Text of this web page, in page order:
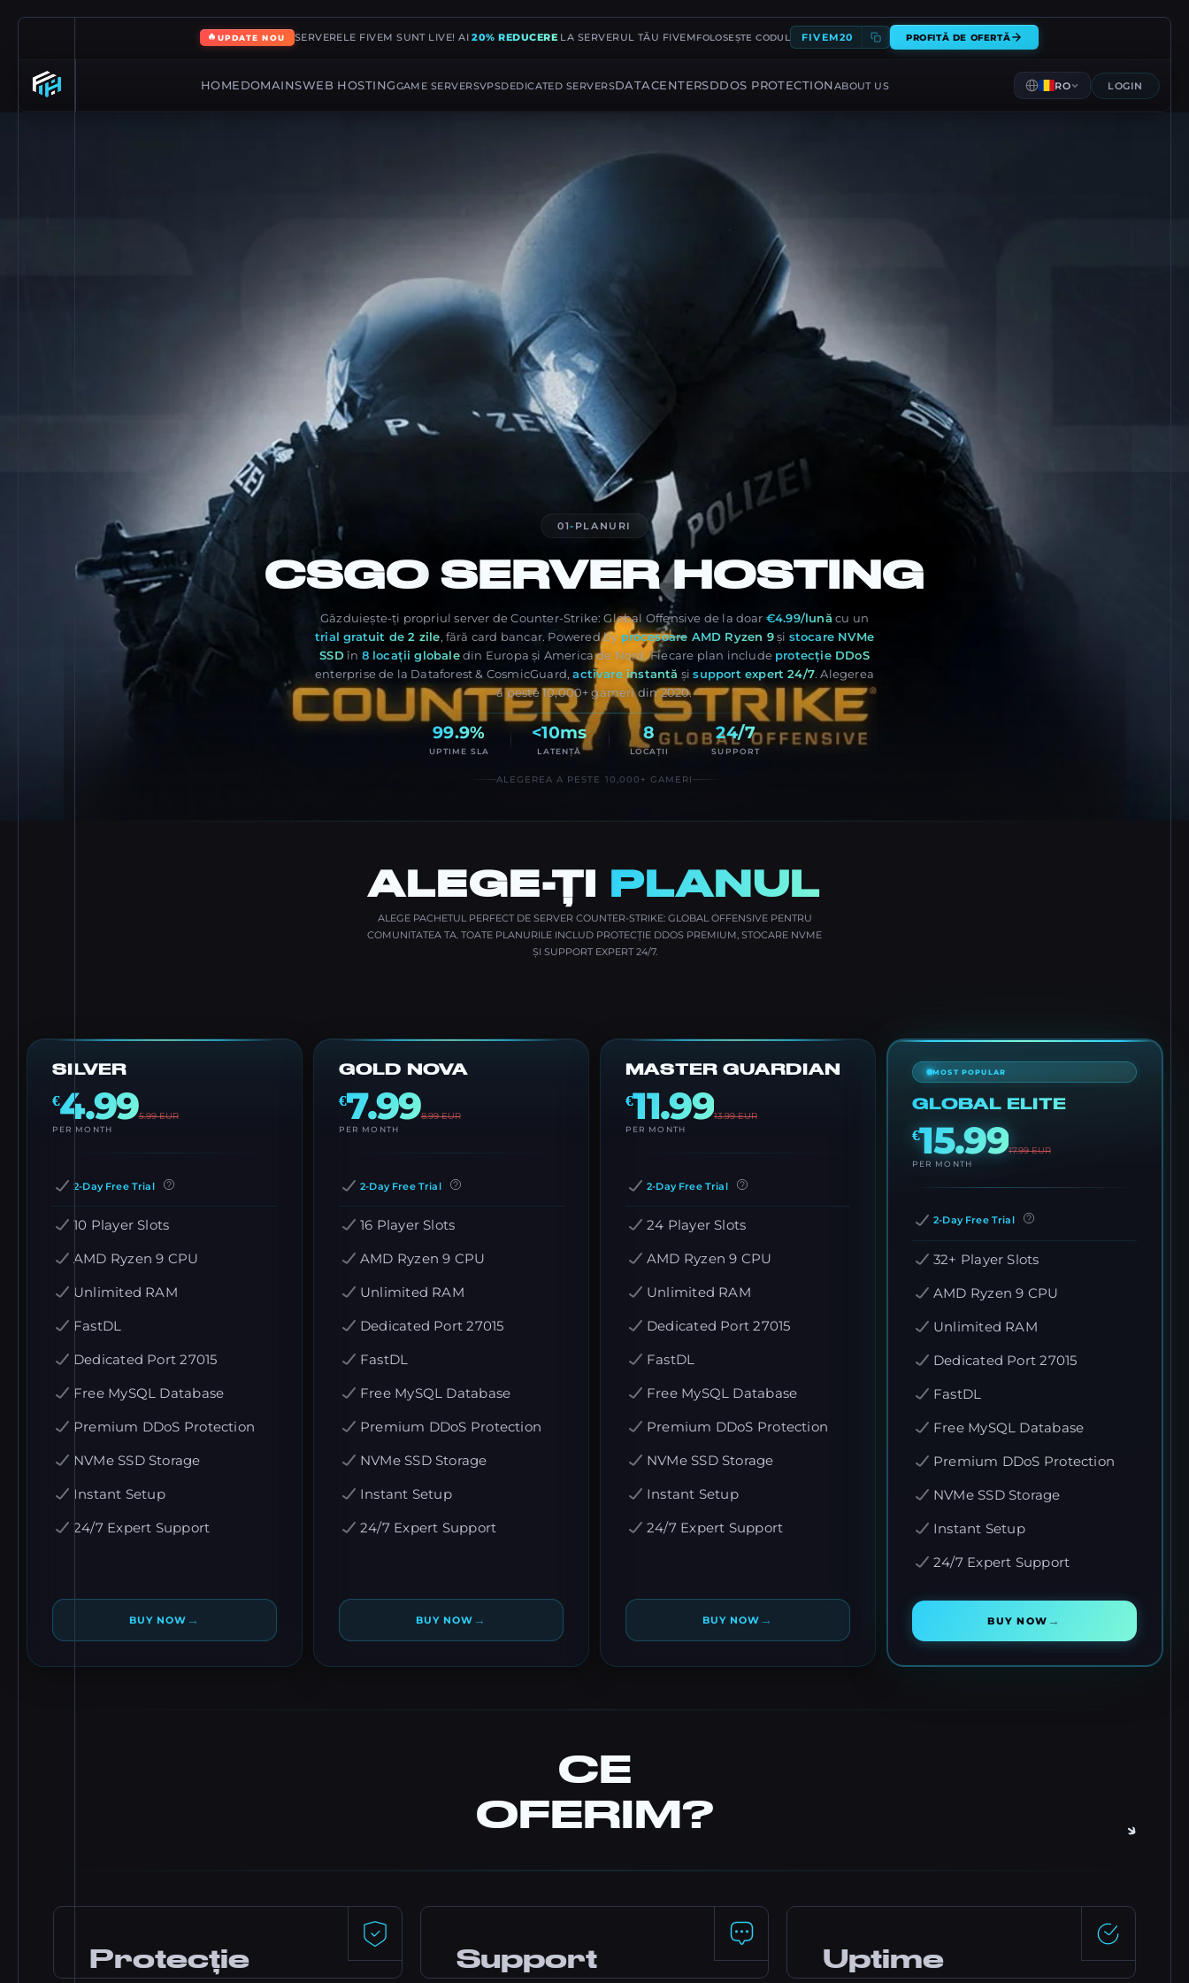
🔥 UPDATE NOU SERVERELE FIVEM SUNT LIVE! AI20% REDUCERE LA SERVERUL TĂU FIVEMFOLOSEȘTE CODUL FIVEM20 PROFITĂ DE OFERTĂ
HOME DOMAINSWEB HOSTINGGAME SERVERSVPSDEDICATED SERVERSDATACENTERSDDOS PROTECTIONABOUT US RO LOGIN
01- PLANURI
CSGO SERVER HOSTING
Găzduiește-ți propriul server de Counter-Strike: Global Offensive de la doar €4.99/lună cu un
trial gratuit de 2 zile, fără card bancar. Powered by procesoare AMD Ryzen 9și stocare NVMe
SSDîn 8 locații globaledin Europa și America de Nord. Fiecare plan include protecție DDoS
enterprise de la Dataforest & CosmicGuard,activare instantă șisupport expert 24/7. Alegerea
a peste 10,000+ gameri din 2020.
99.9%
UPTIME SLA
<10ms
LATENȚĂ
8
LOCAȚII
24/7
SUPPORT
ALEGEREA A PESTE 10,000+ GAMERI
ALEGE-ȚI PLANUL
ALEGE PACHETUL PERFECT DE SERVER COUNTER-STRIKE: GLOBAL OFFENSIVE PENTRU
COMUNITATEA TA. TOATE PLANURILE INCLUD PROTECȚIE DDOS PREMIUM, STOCARE NVME
ȘI SUPPORT EXPERT 24/7.
SILVER
€4.995.99EUR
PER MONTH
2-Day Free Trial
10 Player Slots
AMD Ryzen 9 CPU
Unlimited RAM
FastDL
Dedicated Port 27015
Free MySQL Database
Premium DDoS Protection
NVMe SSD Storage
Instant Setup
24/7 Expert Support
BUY NOW →
GOLD NOVA
€7.998.99EUR
PER MONTH
2-Day Free Trial
16 Player Slots
AMD Ryzen 9 CPU
Unlimited RAM
Dedicated Port 27015
FastDL
Free MySQL Database
Premium DDoS Protection
NVMe SSD Storage
Instant Setup
24/7 Expert Support
BUY NOW →
MASTER GUARDIAN
€11.9913.99EUR
PER MONTH
2-Day Free Trial
24 Player Slots
AMD Ryzen 9 CPU
Unlimited RAM
Dedicated Port 27015
FastDL
Free MySQL Database
Premium DDoS Protection
NVMe SSD Storage
Instant Setup
24/7 Expert Support
BUY NOW →
MOST POPULAR
GLOBAL ELITE
€15.9917.99EUR
PER MONTH
2-Day Free Trial
32+ Player Slots
AMD Ryzen 9 CPU
Unlimited RAM
Dedicated Port 27015
FastDL
Free MySQL Database
Premium DDoS Protection
NVMe SSD Storage
Instant Setup
24/7 Expert Support
BUY NOW →
CE
OFERIM?
Protecție
Support
Uptime